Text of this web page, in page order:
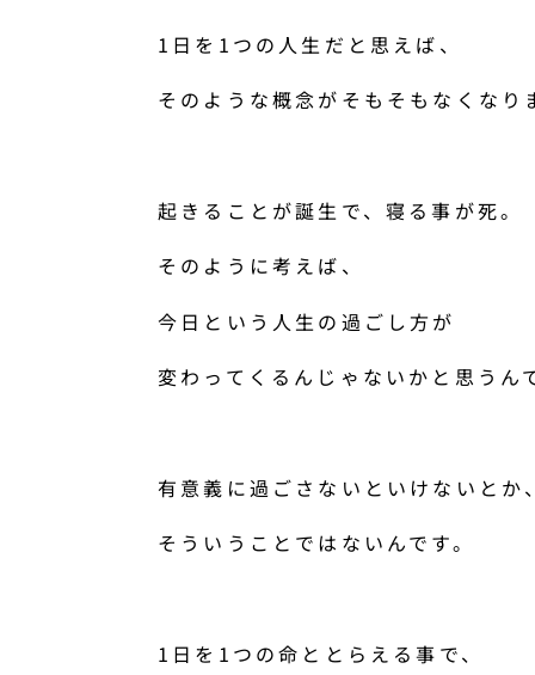
1日を1つの人生だと思えば、
そのような概念がそもそもなくなり
起きることが誕生で、寝る事が死。
そのように考えば、
今日という人生の過ごし方が
変わってくるんじゃないかと思うん
有意義に過ごさないといけないとか
そういうことではないんです。
1日を1つの命ととらえる事で、